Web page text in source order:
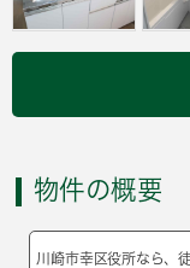
物件の概要
川崎市幸区役所なら、